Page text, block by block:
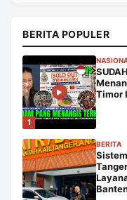
BERITA POPULER
1
Timor
BERITA